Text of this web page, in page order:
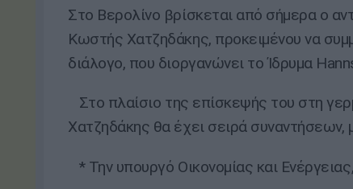
Στο Βερολίνο βρίσκεται από σήμερα ο
Κωστής Χατζηδάκης, προκειμένου να
διάλογο, που διοργανώνει το Ίδρυμα
Στο πλαίσιο της επίσκεψής του στη
Χατζηδάκης θα έχει σειρά συναντήσεων,
* Την υπουργό Οικονομίας και